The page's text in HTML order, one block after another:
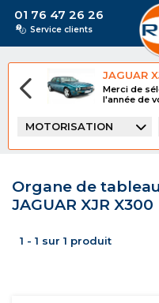
01 76 47 26 26
Service clients
JAGUAR
Merci de
l'année de
MOTORISATION
Organe de
JAGUAR XJR X300
1 - 1 sur 1 produit